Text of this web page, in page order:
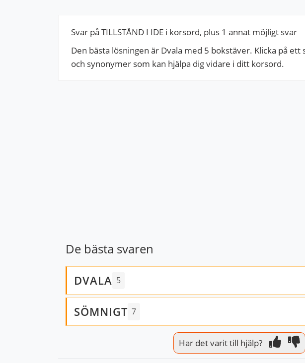
Svar på TILLSTÅND I IDE i korsord, plus 1 annat möjligt svar
Den bästa lösningen är Dvala med 5 bokstäver. Klicka på
och synonymer som kan hjälpa dig vidare i ditt korsord.
De bästa svaren
DVALA 5
SÖMNIGT 7
Har det varit till hjälp?